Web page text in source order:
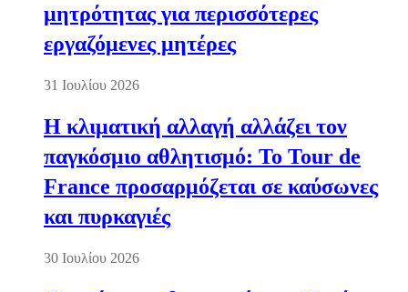
μητρότητας για περισσότερες
εργαζόμενες μητέρες
31 Ιουλίου 2026
Η κλιματική αλλαγή αλλάζει τον
παγκόσμιο αθλητισμό: Το Tour de
France προσαρμόζεται σε καύσωνες
και πυρκαγιές
30 Ιουλίου 2026